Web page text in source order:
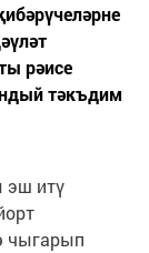
рәисе
тәкъдим
эш итү
чыгарып